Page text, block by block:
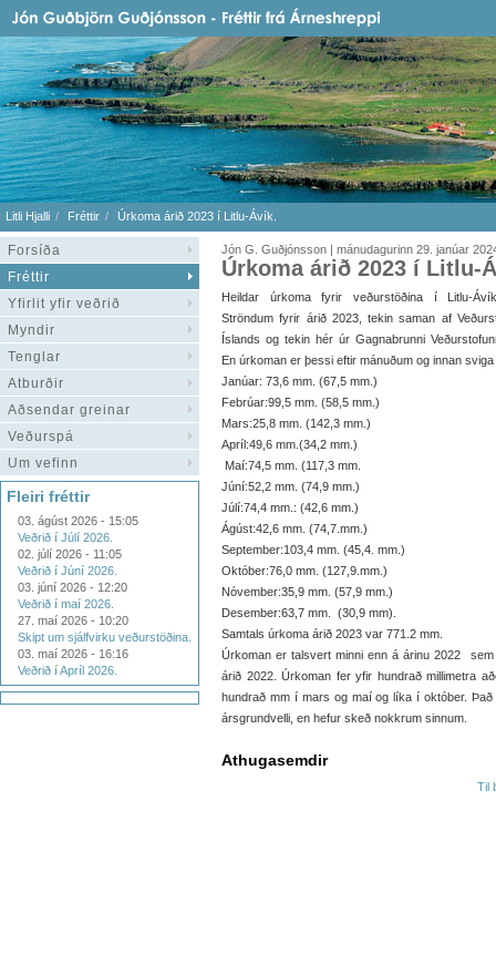
Litli Hjalli Fréttir Úrkoma árið 2023 í Litlu-Ávík.
Forsíða
Fréttir
Yfirlit yfir veðrið
Myndir
Tenglar
Atburðir
Aðsendar greinar
Veðurspá
Um vefinn
Fleiri fréttir
03. ágúst 2026 - 15:05
Veðrið í Júlí 2026.
02. júlí 2026 - 11:05
Veðrið í Júní 2026.
03. júní 2026 - 12:20
Veðrið í maí 2026.
27. maí 2026 - 10:20
Skipt um sjálfvirku veðurstöðina.
03. maí 2026 - 16:16
Veðrið í Apríl 2026.
Jón G. Guðjónsson | mánudagurinn 29. janúar
Úrkoma árið 2023 í Litlu-
Heildar úrkoma fyrir veðurstöðina í Litlu-
Ströndum fyrir árið 2023, tekin saman af
Íslands og tekin hér úr Gagnabrunni
En úrkoman er þessi eftir mánuðum og innan
Janúar: 73,6 mm. (67,5 mm.)
Febrúar:99,5 mm. (58,5 mm.)
Mars:25,8 mm. (142,3 mm.)
Apríl:49,6 mm.(34,2 mm.)
Maí:74,5 mm. (117,3 mm.
Júní:52,2 mm. (74,9 mm.)
Júlí:74,4 mm.: (42,6 mm.)
Ágúst:42,6 mm. (74,7.mm.)
September:103,4 mm. (45,4. mm.)
Október:76,0 mm. (127,9.mm.)
Nóvember:35,9 mm. (57,9 mm.)
Desember:63,7 mm. (30,9 mm).
Samtals úrkoma árið 2023 var 771.2 mm.
Úrkoman er talsvert minni enn á árinu 2022
árið 2022. Úrkoman fer yfir hundrað millimetra
hundrað mm í mars og maí og líka í október.
ársgrundvelli, en hefur skeð nokkrum sinnum.
Athugasemdir
Til